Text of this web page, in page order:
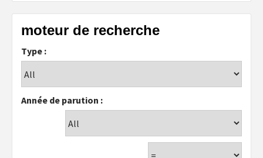
moteur de recherche
Type :
Année de parution :